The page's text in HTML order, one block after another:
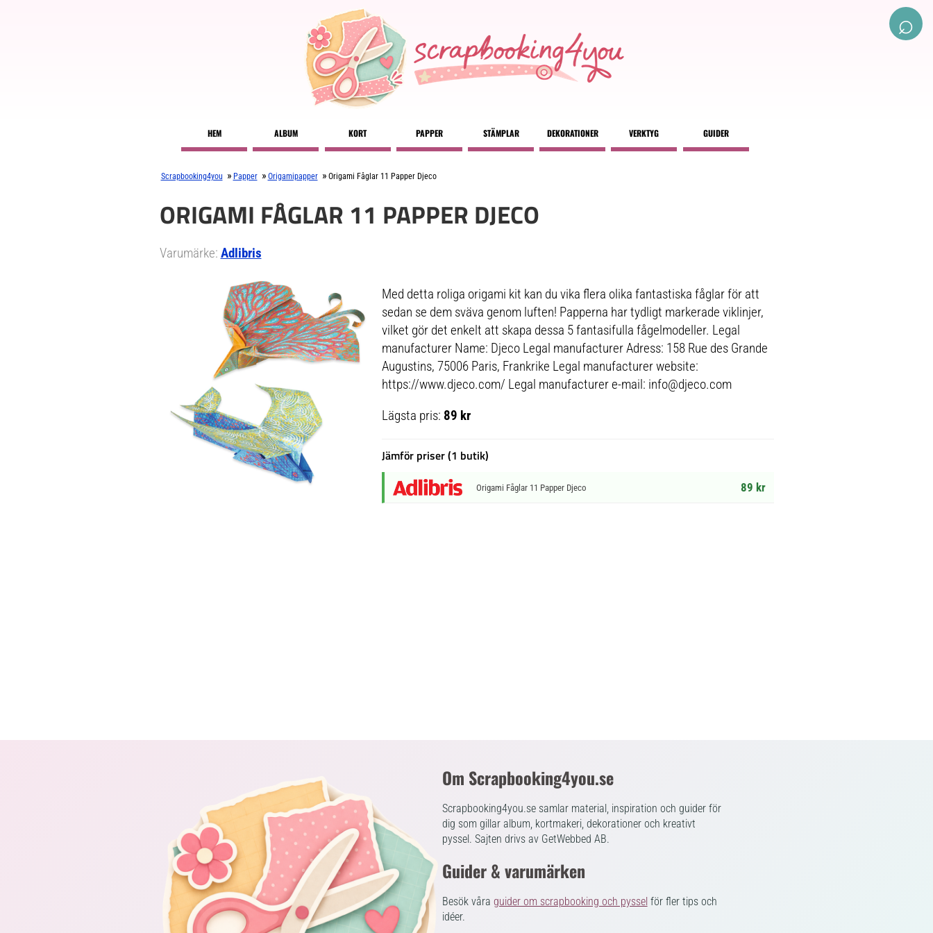
⌕
HEM ALBUM KORT PAPPER STÄMPLAR DEKORATIONER VERKTYG GUIDER
Scrapbooking4you » Papper » Origamipapper » Origami Fåglar 11 Papper Djeco
ORIGAMI FÅGLAR 11 PAPPER DJECO
Varumärke: Adlibris
Med detta roliga origami kit kan du vika flera olika fantastiska fåglar för att
sedan se dem sväva genom luften! Papperna har tydligt markerade viklinjer,
vilket gör det enkelt att skapa dessa 5 fantasifulla fågelmodeller. Legal
manufacturer Name: Djeco Legal manufacturer Adress: 158 Rue des Grande
Augustins, 75006 Paris, Frankrike Legal manufacturer website:
https://www.djeco.com/ Legal manufacturer e-mail: info@djeco.com
Lägsta pris: 89 kr
Jämför priser (1 butik)
Origami Fåglar 11 Papper Djeco 89 kr
Om Scrapbooking4you.se
Scrapbooking4you.se samlar material, inspiration och guider för
dig som gillar album, kortmakeri, dekorationer och kreativt
pyssel. Sajten drivs av GetWebbed AB.
Guider & varumärken
Besök våra guider om scrapbooking och pyssel för fler tips och
idéer.